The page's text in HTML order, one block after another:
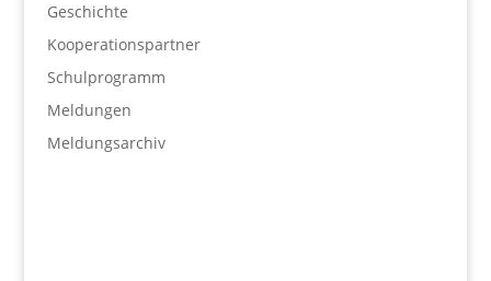
Geschichte
Kooperationspartner
Schulprogramm
Meldungen
Meldungsarchiv